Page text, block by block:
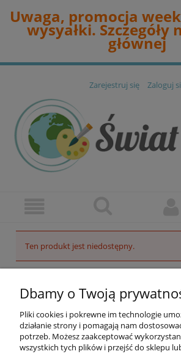
Uwaga, promocja
wysyałki. Szczegóły
głównej
Zarejestruj się Zaloguj
Ten produkt jest niedostępny.
Zniżki
Dbamy o Twoją
Pliki cookies i pokrewne im technologie
działanie strony i pomagają nam
potrzeb. Możesz zaakceptować
wszystkich tych plików i przejść do sklepu